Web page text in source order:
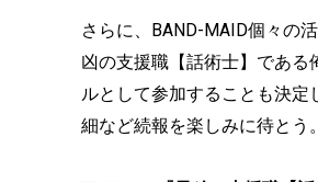
さらに、BAND-MAID個々の
凶の支援職【話術士】であ
ルとして参加することも決定
細など続報を楽しみに待とう